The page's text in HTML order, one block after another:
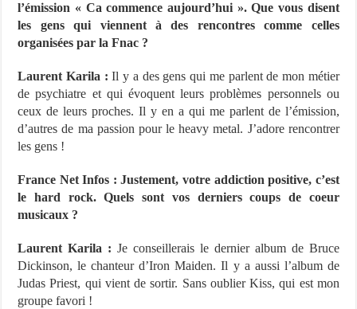
l’émission « Ca commence aujourd’hui ». Que vous disent
les gens qui viennent à des rencontres comme celles
organisées par la Fnac ?
Laurent Karila : Il y a des gens qui me parlent de mon métier
de psychiatre et qui évoquent leurs problèmes personnels ou
ceux de leurs proches. Il y en a qui me parlent de l’émission,
d’autres de ma passion pour le heavy metal. J’adore rencontrer
les gens !
France Net Infos : Justement, votre addiction positive, c’est
le hard rock. Quels sont vos derniers coups de coeur
musicaux ?
Laurent Karila : Je conseillerais le dernier album de Bruce
Dickinson, le chanteur d’Iron Maiden. Il y a aussi l’album de
Judas Priest, qui vient de sortir. Sans oublier Kiss, qui est mon
groupe favori !